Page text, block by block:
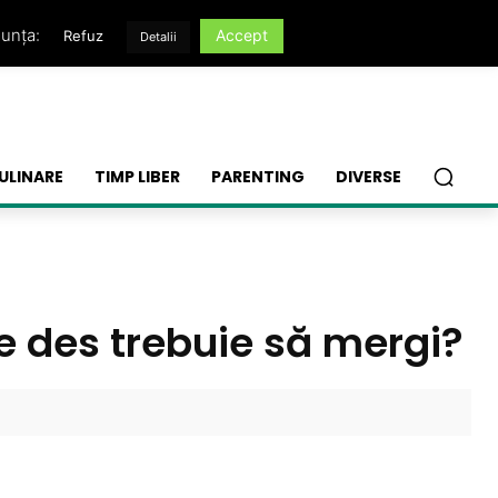
TIMP LIBER PARENTING DIVERSE
des trebuie să mergi?
Refuz Detalii Accept